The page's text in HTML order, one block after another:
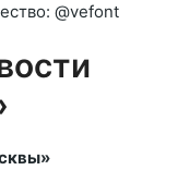
@vefont